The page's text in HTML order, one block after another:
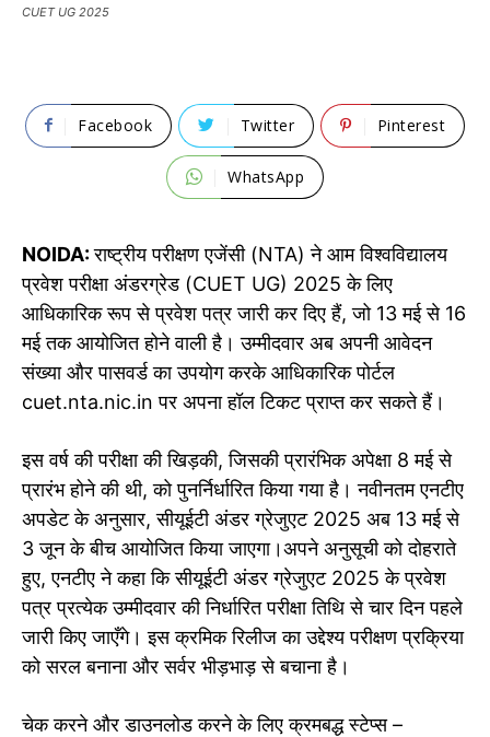
CUET UG 2025
Facebook Twitter Pinterest
WhatsApp
NOIDA:राष्ट्रीय परीक्षण एजेंसी (NTA) ने आम विश्वविद्यालय
प्रवेश परीक्षा अंडरग्रेड (CUET UG) 2025 के लिए
आधिकारिक रूप से प्रवेश पत्र जारी कर दिए हैं, जो 13 मई से 16
मई तक आयोजित होने वाली है। उम्मीदवार अब अपनी आवेदन
संख्या और पासवर्ड का उपयोग करके आधिकारिक पोर्टल
cuet.nta.nic.in पर अपना हॉल टिकट प्राप्त कर सकते हैं।
इस वर्ष की परीक्षा की खिड़की, जिसकी प्रारंभिक अपेक्षा 8 मई से
प्रारंभ होने की थी, को पुनर्निर्धारित किया गया है। नवीनतम एनटीए
अपडेट के अनुसार, सीयूईटी अंडर ग्रेजुएट 2025 अब 13 मई से
3 जून के बीच आयोजित किया जाएगा।अपने अनुसूची को दोहराते
हुए, एनटीए ने कहा कि सीयूईटी अंडर ग्रेजुएट 2025 के प्रवेश
पत्र प्रत्येक उम्मीदवार की निर्धारित परीक्षा तिथि से चार दिन पहले
जारी किए जाएँगे। इस क्रमिक रिलीज का उद्देश्य परीक्षण प्रक्रिया
को सरल बनाना और सर्वर भीड़भाड़ से बचाना है।
चेक करने और डाउनलोड करने के लिए क्रमबद्ध स्टेप्स –